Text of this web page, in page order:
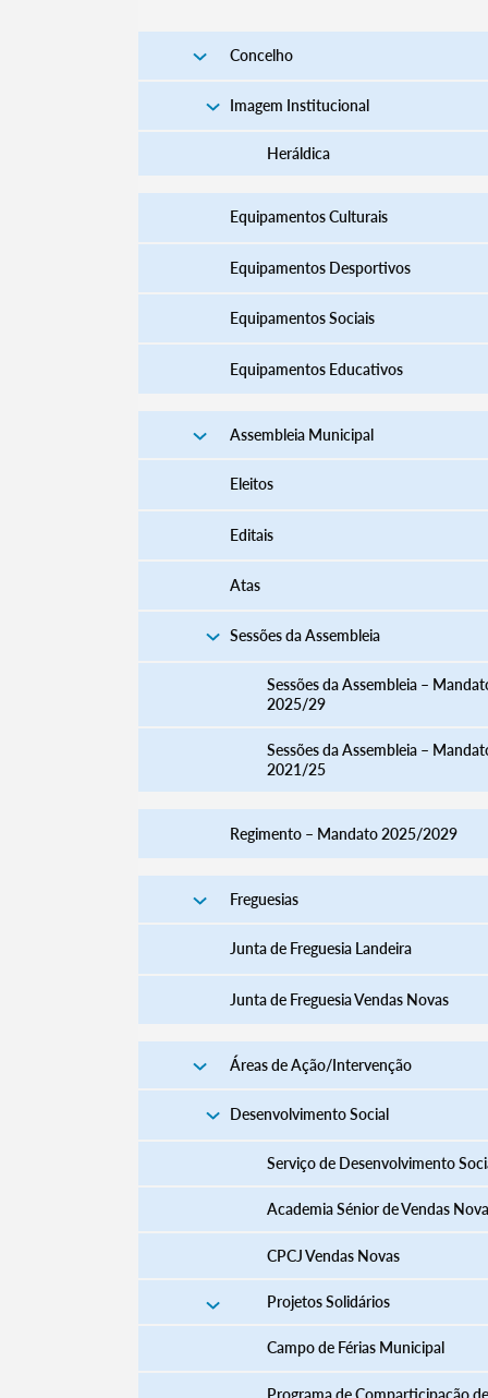
Filtros
Concelho
Imagem Institucional
Heráldica
Equipamentos Culturais
Equipamentos Desportivos
Equipamentos Sociais
Equipamentos Educativos
Assembleia Municipal
Eleitos
Editais
Atas
Sessões da Assembleia
Sessões da Assembleia –
2025/29
Sessões da Assembleia –
2021/25
Regimento – Mandato 2025/2029
Freguesias
Junta de Freguesia Landeira
Junta de Freguesia Vendas Novas
Áreas de Ação/Intervenção
Desenvolvimento Social
Serviço de Desenvolvimento
Academia Sénior de Vendas
CPCJ Vendas Novas
Projetos Solidários
Campo de Férias Municipal
Programa de Comparticipação de